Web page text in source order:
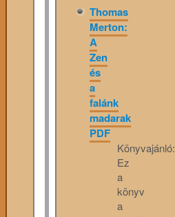
Thomas
Merton:
A
Zen
és
a
falánk
madarak
PDF
Könyvajánló:
Ez
a
könyv
a